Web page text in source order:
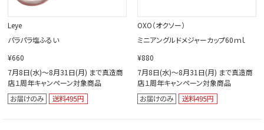
Leye
パラパラ塩ふるい
¥660
7月8日(水)～8月31日(月) まで真造商
店１周年キャンペーン対象商品
OXO（オクソー）
ミニアングルドメジャーカップ60ｍｌ
¥880
7月8日(水)～8月31日(月) まで真造商
店１周年キャンペーン対象商品